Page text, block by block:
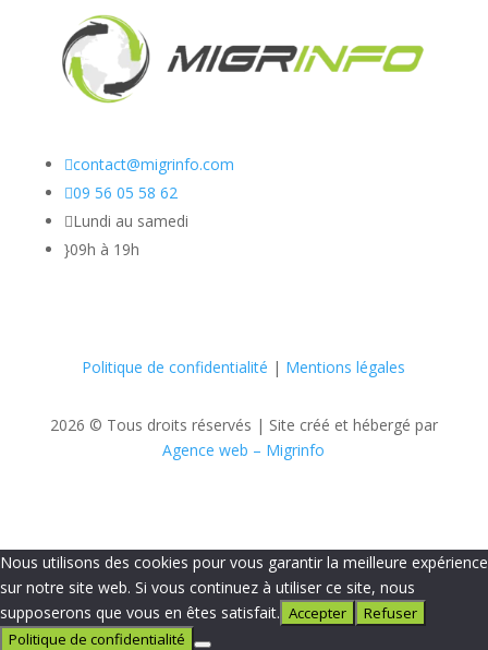
contact@migrinfo.com
09 56 05 58 62
Lundi au samedi
}09h à 19h
Politique de confidentialité | Mentions légales
2026 © Tous droits réservés | Site créé et hébergé par
Agence web – Migrinfo
Nous utilisons des cookies pour vous garantir la meilleure expérience
sur notre site web. Si vous continuez à utiliser ce site, nous
supposerons que vous en êtes satisfait. Accepter
Refuser
Politique de confidentialité